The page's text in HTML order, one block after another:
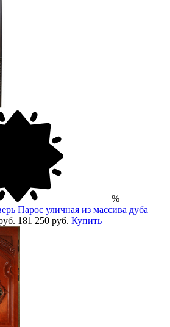
%
Парос уличная из массива дуба
181 250 руб. Купить